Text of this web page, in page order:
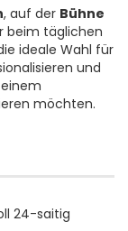
, auf der Bühne
beim täglichen
ideale Wahl für
und
möchten.
24-saitig